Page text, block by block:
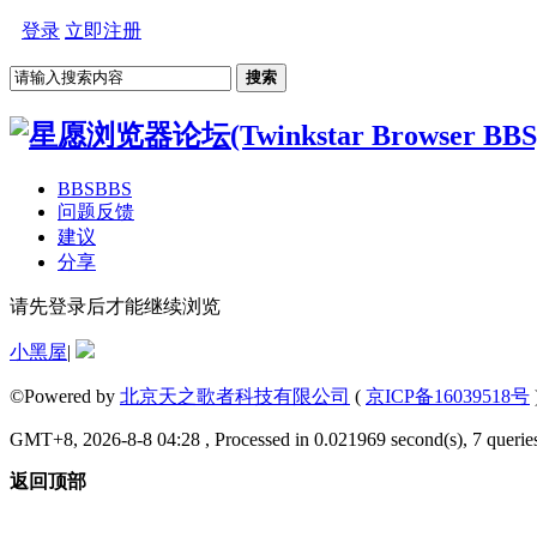
登录 立即注册
搜索
BBSBBS
问题反馈
建议
分享
请先登录后才能继续浏览
小黑屋|
©Powered by 北京天之歌者科技有限公司 ( 京ICP备16039518号
GMT+8, 2026-8-8 04:28 , Processed in 0.021969 second(s), 7
返回顶部